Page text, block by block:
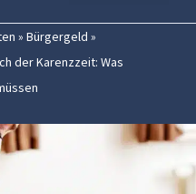
» Bürgergeld »
der Karenzzeit: Was